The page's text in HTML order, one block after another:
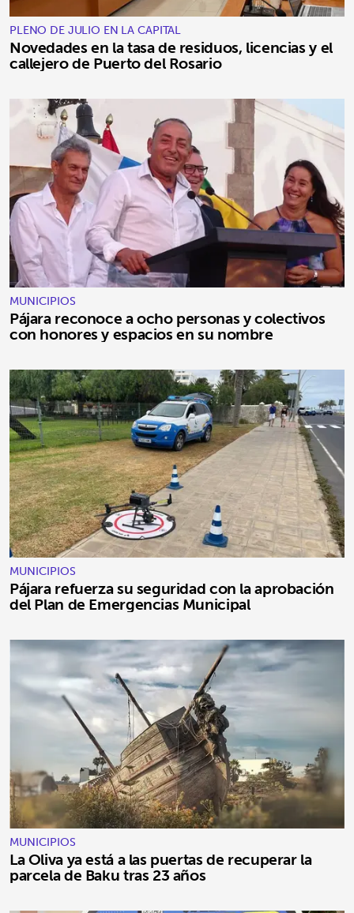
PLENO DE JULIO EN LA CAPITAL
Novedades en la tasa de residuos, licencias y el
callejero de Puerto del Rosario
MUNICIPIOS
Pájara reconoce a ocho personas y colectivos
con honores y espacios en su nombre
MUNICIPIOS
Pájara refuerza su seguridad con la aprobación
del Plan de Emergencias Municipal
MUNICIPIOS
La Oliva ya está a las puertas de recuperar la
parcela de Baku tras 23 años